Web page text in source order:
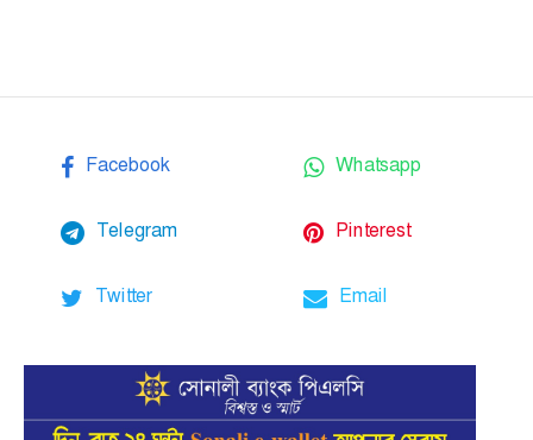
Facebook Whatsapp
Telegram Pinterest
Twitter Email